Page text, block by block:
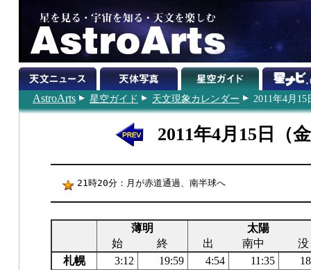
AstroArts 星空ガイド 天文現象カレンダー 2011年4月15
2011年4月15日（
21時20分：月が赤道通過、南半球へ
薄明
太陽
始
終 出 南中
没
札幌
3:12 19:59 4:54 11:35